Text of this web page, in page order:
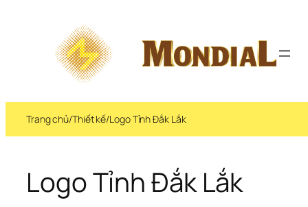
Trang chủ/Thiết kế/Logo Tỉnh Đắk Lắk
Logo Tỉnh Đắk Lắk